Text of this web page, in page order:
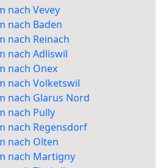
nach Vevey
nach Baden
nach Reinach
nach Adliswil
nach Onex
nach Volketswil
nach Glarus Nord
nach Pully
nach Regensdorf
nach Olten
nach Martigny